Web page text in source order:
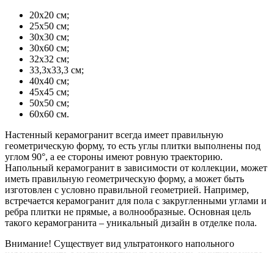
20х20 см;
25х50 см;
30х30 см;
30х60 см;
32х32 см;
33,3х33,3 см;
40х40 см;
45х45 см;
50х50 см;
60х60 см.
Настенный керамогранит всегда имеет правильную
геометрическую форму, то есть углы плитки выполнены под
углом 90°, а ее стороны имеют ровную траекторию.
Напольный керамогранит в зависимости от коллекции, может
иметь правильную геометрическую форму, а может быть
изготовлен с условно правильной геометрией. Например,
встречается керамогранит для пола с закругленными углами и
ребра плитки не прямые, а волнообразные. Основная цель
такого керамогранита – уникальный дизайн в отделке пола.
Внимание! Существует вид ультратонкого напольного